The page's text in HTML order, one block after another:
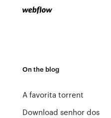
On the blog
A favorita torrent
Download senhor dos